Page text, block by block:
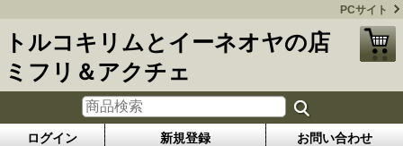
PCサイト
トルコキリムとイーネオヤの店
ミフリ＆アクチェ
ログイン 新規登録 お問い合わせ